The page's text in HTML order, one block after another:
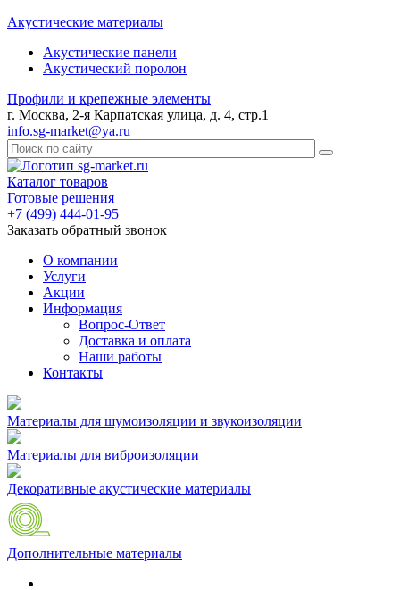
Акустические материалы
Акустические панели
Акустический поролон
Профили и крепежные элементы
г. Москва, 2-я Карпатская улица, д. 4, стр.1
info.sg-market@ya.ru
Каталог товаров
Готовые решения
+7 (499) 444-01-95
Заказать обратный звонок
О компании
Услуги
Акции
Информация
Вопрос-Ответ
Доставка и оплата
Наши работы
Контакты
Материалы для шумоизоляции и звукоизоляции
Материалы для виброизоляции
Декоративные акустические материалы
Дополнительные материалы